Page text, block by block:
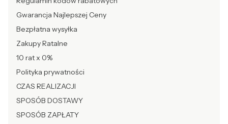
Gwarancja Najlepszej Ceny
Bezpłatna wysyłka
Zakupy Ratalne
10 rat x 0%
Polityka prywatności
CZAS REALIZACJI
SPOSÓB DOSTAWY
SPOSÓB ZAPŁATY